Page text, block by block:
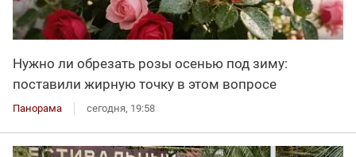
Нужно ли обрезать розы осенью под зиму:
поставили жирную точку в этом вопросе
Панорама сегодня, 19:58